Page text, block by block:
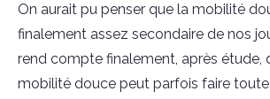
On aurait pu penser que la mobilité
finalement assez secondaire de nos
rend compte finalement, après étude,
mobilité douce peut parfois faire toute